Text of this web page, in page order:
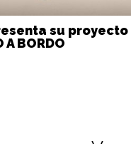
su proyecto
A BORDO